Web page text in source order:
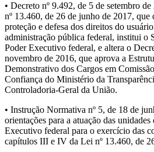
• Decreto nº 9.492, de 5 de setembro
nº 13.460, de 26 de junho de 2017, que
proteção e defesa dos direitos do
administração pública federal, institui o
Poder Executivo federal, e altera o
novembro de 2016, que aprova a
Demonstrativo dos Cargos em
Confiança do Ministério da
Controladoria-Geral da União.
• Instrução Normativa nº 5, de 18 de
orientações para a atuação das
Executivo federal para o exercício das
capítulos III e IV da Lei nº 13.460, de